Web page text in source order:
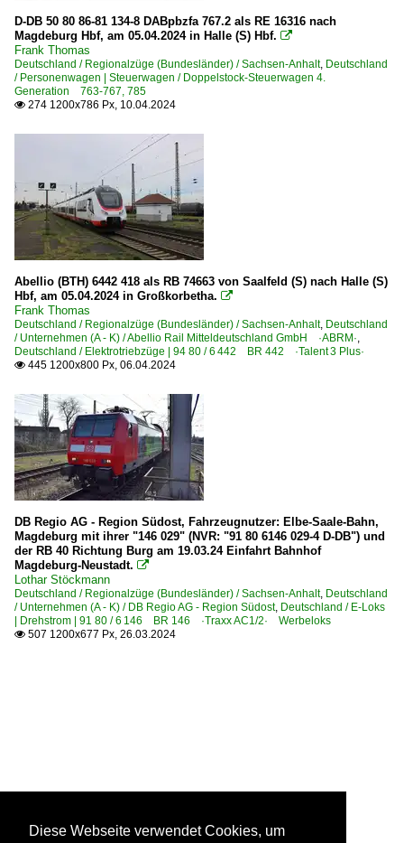
D-DB 50 80 86-81 134-8 DABpbzfa 767.2 als RE 16316 nach
Magdeburg Hbf, am 05.04.2024 in Halle (S) Hbf. 
Frank Thomas
Deutschland / Regionalzüge (Bundesländer) / Sachsen-Anhalt, Deutschland
/ Personenwagen | Steuerwagen / Doppelstock-Steuerwagen 4.
Generation 763-767, 785
 274 1200x786 Px, 10.04.2024
Abellio (BTH) 6442 418 als RB 74663 von Saalfeld (S) nach Halle (S)
Hbf, am 05.04.2024 in Großkorbetha. 
Frank Thomas
Deutschland / Regionalzüge (Bundesländer) / Sachsen-Anhalt, Deutschland
/ Unternehmen (A - K) / Abellio Rail Mitteldeutschland GmbH ·ABRM·,
Deutschland / Elektrotriebzüge | 94 80 / 6 442 BR 442 ·Talent 3 Plus·
 445 1200x800 Px, 06.04.2024
DB Regio AG - Region Südost, Fahrzeugnutzer: Elbe-Saale-Bahn,
Magdeburg mit ihrer "146 029" (NVR: "91 80 6146 029-4 D-DB") und
der RB 40 Richtung Burg am 19.03.24 Einfahrt Bahnhof
Magdeburg-Neustadt. 
Lothar Stöckmann
Deutschland / Regionalzüge (Bundesländer) / Sachsen-Anhalt, Deutschland
/ Unternehmen (A - K) / DB Regio AG - Region Südost, Deutschland / E-Loks
| Drehstrom | 91 80 / 6 146 BR 146 ·Traxx AC1/2· Werbeloks
 507 1200x677 Px, 26.03.2024
Diese Webseite verwendet Cookies, um